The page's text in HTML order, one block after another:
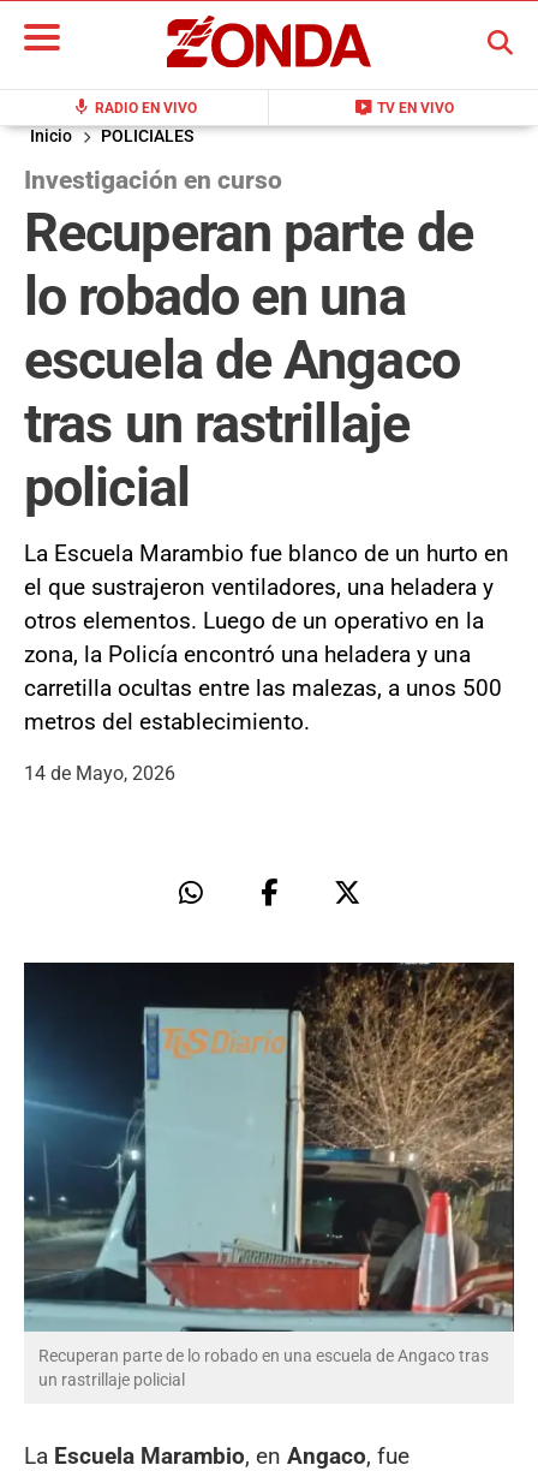
mic RADIO EN VIVO live_tv TV EN VIVO
BUSCAR
Inicio POLICIALES
Investigación en curso
Recuperan parte de
lo robado en una
escuela de Angaco
tras un rastrillaje
policial
La Escuela Marambio fue blanco de un hurto en
el que sustrajeron ventiladores, una heladera y
otros elementos. Luego de un operativo en la
zona, la Policía encontró una heladera y una
carretilla ocultas entre las malezas, a unos 500
metros del establecimiento.
14 de Mayo, 2026
Recuperan parte de lo robado en una escuela de Angaco tras
un rastrillaje policial
La Escuela Marambio, en Angaco, fue